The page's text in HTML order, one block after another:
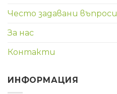
Често задавани въпроси
За нас
Контакти
ИНФОРМАЦИЯ